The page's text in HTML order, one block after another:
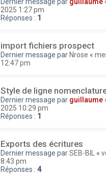
2025 1:27 pm
Réponses : 1
import fichiers prospect
Dernier message par Nrose «
12:47 pm
Style de ligne
Dernier message par guillaume
2025 10:29 pm
Réponses : 1
Exports des écritures
Dernier message parSEB-BIL «
8:43 pm
Réponses : 4